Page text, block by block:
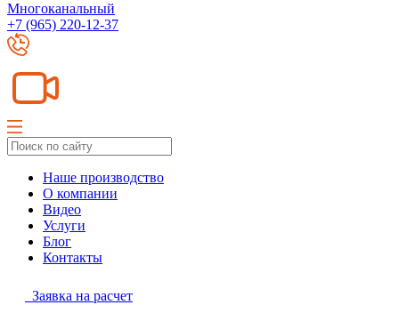
Многоканальный
+7 (965) 220-12-37
Наше производство
О компании
Видео
Услуги
Блог
Контакты
Заявка на расчет